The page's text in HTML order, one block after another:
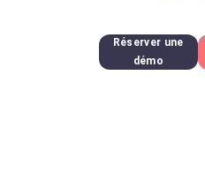
Réserver une
démo